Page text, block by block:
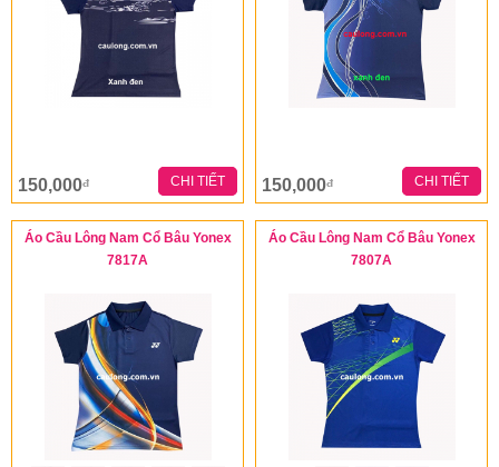
150,000đ CHI TIẾT 150,000đ CHI TIẾT
Áo Cầu Lông Nam Cổ Bâu Yonex
7817A
Áo Cầu Lông Nam Cổ Bâu Yonex
7807A